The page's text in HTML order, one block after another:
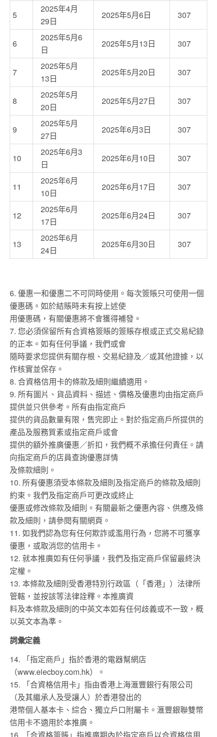
5
2025年4月
29日
2025年5月6日 307
6
2025年5月6
日
2025年5月13日 307
7
2025年5月
13日
2025年5月20日 307
8
2025年5月
20日
2025年5月27日 307
9
2025年5月
27日
2025年6月3日 307
10
2025年6月3
日
2025年6月10日 307
11
2025年6月
10日
2025年6月17日 307
12
2025年6月
17日
2025年6月24日 307
13
2025年6月
24日
2025年6月30日 307
6. 優惠一和優惠二不可同時使用。每次簽賬只可使用一個
優惠碼。如於結賬時未有按上述使
用優惠碼，有關優惠將不會獲得補發。
7. 您必須保留所有合資格簽賬的簽賬存根或正式交易紀錄
的正本。如有任何爭議，我們或會
隨時要求您提供有關存根、交易紀錄及／或其他證據，以
作核實並保存。
8. 合資格信用卡的條款及細則繼續適用。
9. 所有圖片、貨品資料、描述、價格及優惠均由指定商戶
提供並只供參考。所有由指定商戶
提供的貨品數量有限，售完即止。對於指定商戶所提供的
產品及服務質素或指定商戶或會
提供的額外推廣優惠／折扣，我們概不承擔任何責任。請
向指定商戶的店員查詢優惠詳情
及條款細則。
10. 所有優惠須受本條款及細則及指定商戶的條款及細則
約束。我們及指定商戶可更改或終止
優惠或修改條款及細則。有關最新之優惠內容、供應及條
款及細則，請參閱有關網頁。
11. 如我們認為您有任何欺詐或濫用行為，您將不可獲享
優惠，或取消您的信用卡。
12. 就本推廣如有任何爭議，我們及指定商戶保留最終決
定權。
13. 本條款及細則受香港特別行政區（「香港」）法律所
管轄，並按該等法律詮釋。本推廣資
料及本條款及細則的中英文本如有任何歧義或不一致，概
以英文本為準。
詞彙定義
14. 「指定商戶」指於香港的電器幫網店
（www.elecboy.com.hk）。
15. 「合資格信用卡」指由香港上海滙豐銀行有限公司
（及其繼承人及受讓人）於香港發出的
港幣個人基本卡、綜合、獨立戶口附屬卡。滙豐銀聯雙幣
信用卡不適用於本推廣。